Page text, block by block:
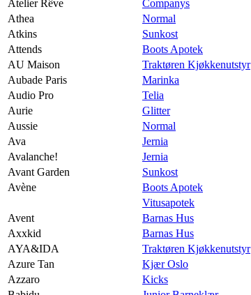
Atelier Rêve
Companys
Athea
Normal
Atkins
Sunkost
Attends
Boots Apotek
AU Maison
Traktøren Kjøkkenutstyr
Aubade Paris
Marinka
Audio Pro
Telia
Aurie
Glitter
Aussie
Normal
Ava
Jernia
Avalanche!
Jernia
Avant Garden
Sunkost
Avène
Boots Apotek
Vitusapotek
Avent
Barnas Hus
Axxkid
Barnas Hus
AYA&IDA
Traktøren Kjøkkenutstyr
Azure Tan
Kjær Oslo
Azzaro
Kicks